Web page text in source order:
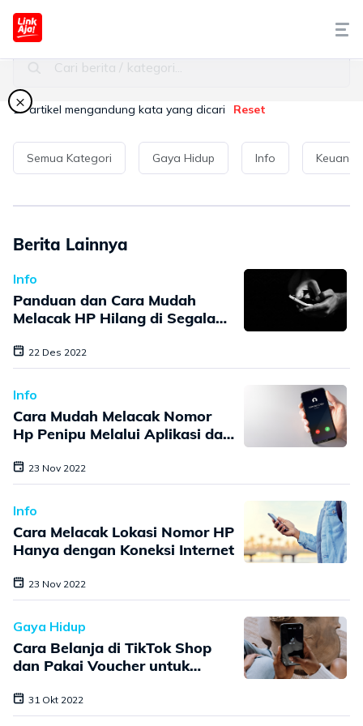
Syariah
Artikel
Seputar LinkAja
Cari berita / kategori...
17artikel mengandung kata yang dicari Reset
Semua Kategori Gaya Hidup Info
Berita Lainnya
Info
Panduan dan Cara Mudah
Melacak HP Hilang di Segala
22 Des 2022
Info
Cara Mudah Melacak Nomor
Hp Penipu Melalui Aplikasi dan
23 Nov 2022
Info
Cara Melacak Lokasi Nomor HP
Hanya dengan Koneksi Internet
23 Nov 2022
Gaya Hidup
Cara Belanja di TikTok Shop
dan Pakai Voucher untuk
31 Okt 2022
×